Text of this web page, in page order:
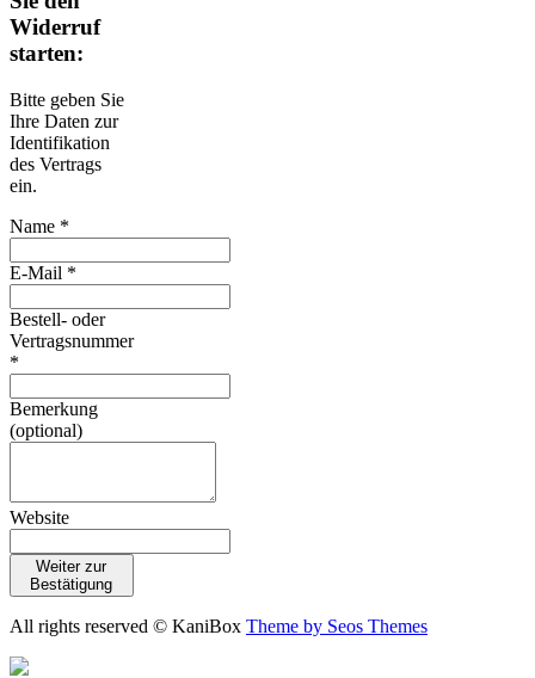
Widerruf
starten:
Bitte geben Sie
Ihre Daten zur
Identifikation
des Vertrags
ein.
Name *
E-Mail *
Bestell- oder
Vertragsnummer
*
Bemerkung
(optional)
Website
Weiter zur
Bestätigung
All rights reserved © KaniBox Theme by Seos Themes